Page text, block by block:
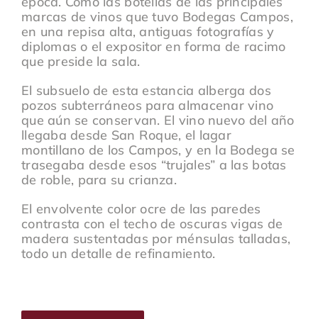
marcas de vinos que tuvo Bodegas Campos,
en una repisa alta, antiguas fotografías y
diplomas o el expositor en forma de racimo
que preside la sala.
El subsuelo de esta estancia alberga dos
pozos subterráneos para almacenar vino
que aún se conservan. El vino nuevo del año
llegaba desde San Roque, el lagar
montillano de los Campos, y en la Bodega se
trasegaba desde esos “trujales” a las botas
de roble, para su crianza.
El envolvente color ocre de las paredes
contrasta con el techo de oscuras vigas de
madera sustentadas por ménsulas talladas,
todo un detalle de refinamiento.